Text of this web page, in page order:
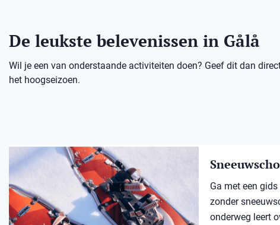
De leukste belevenissen in Gålå
Wil je een van onderstaande activiteiten doen? Geef dit dan
het hoogseizoen.
Ga met een
zonder
onderweg leert